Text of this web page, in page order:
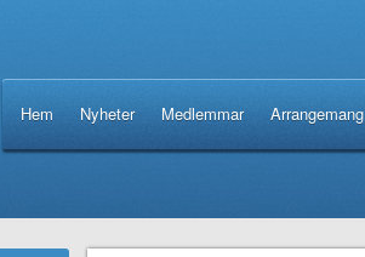
Hem Nyheter Medlemmar Arrangemang